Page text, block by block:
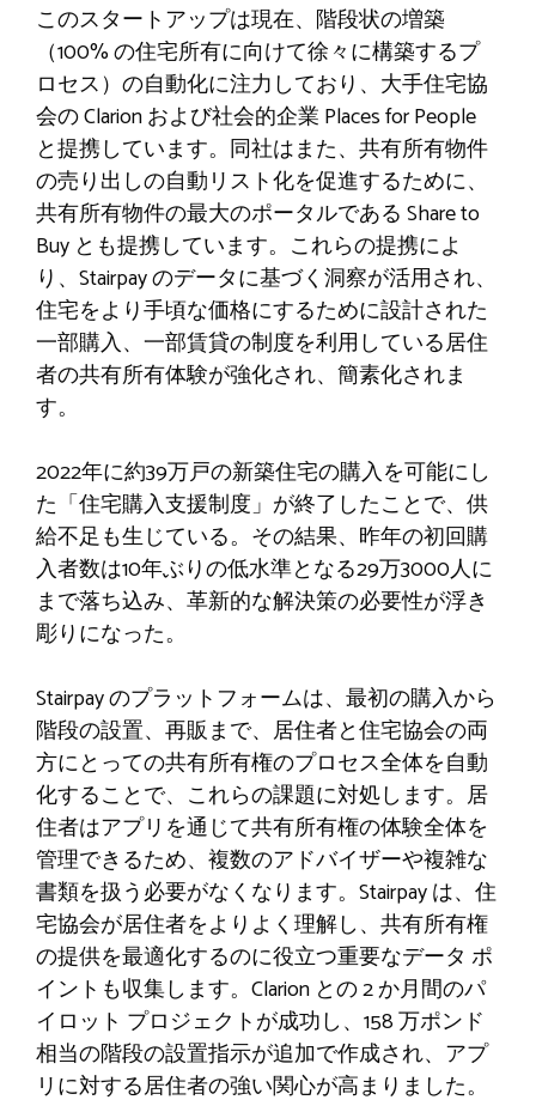
このスタートアップは現在、階段状の増築
（100% の住宅所有に向けて徐々に構築するプ
ロセス）の自動化に注力しており、大手住宅協
会の Clarion および社会的企業 Places for People
と提携しています。同社はまた、共有所有物件
の売り出しの自動リスト化を促進するために、
共有所有物件の最大のポータルである Share to
Buy とも提携しています。これらの提携によ
り、Stairpay のデータに基づく洞察が活用され、
住宅をより手頃な価格にするために設計された
一部購入、一部賃貸の制度を利用している居住
者の共有所有体験が強化され、簡素化されま
す。
2022年に約39万戸の新築住宅の購入を可能にし
た「住宅購入支援制度」が終了したことで、供
給不足も生じている。その結果、昨年の初回購
入者数は10年ぶりの低水準となる29万3000人に
まで落ち込み、革新的な解決策の必要性が浮き
彫りになった。
Stairpay のプラットフォームは、最初の購入から
階段の設置、再販まで、居住者と住宅協会の両
方にとっての共有所有権のプロセス全体を自動
化することで、これらの課題に対処します。居
住者はアプリを通じて共有所有権の体験全体を
管理できるため、複数のアドバイザーや複雑な
書類を扱う必要がなくなります。Stairpay は、住
宅協会が居住者をよりよく理解し、共有所有権
の提供を最適化するのに役立つ重要なデータ ポ
イントも収集します。Clarion との 2 か月間のパ
イロット プロジェクトが成功し、158 万ポンド
相当の階段の設置指示が追加で作成され、アプ
リに対する居住者の強い関心が高まりました。